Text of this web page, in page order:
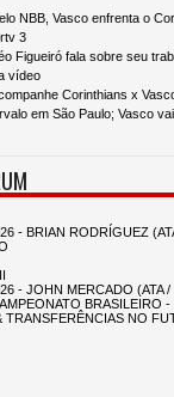
NBB, Vasco enfrenta o
3
Figueiró fala sobre seu
vídeo
Corinthians x
em São Paulo; Vasco